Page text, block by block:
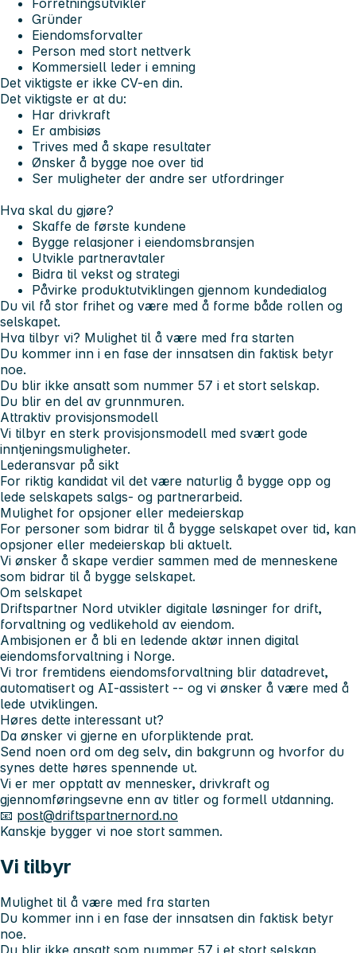
Gründer
Eiendomsforvalter
Person med stort nettverk
Kommersiell leder i emning
Det viktigste er ikke CV-en din.
Det viktigste er at du:
Har drivkraft
Er ambisiøs
Trives med å skape resultater
Ønsker å bygge noe over tid
Ser muligheter der andre ser utfordringer
Hva skal du gjøre?
Skaffe de første kundene
Bygge relasjoner i eiendomsbransjen
Utvikle partneravtaler
Bidra til vekst og strategi
Påvirke produktutviklingen gjennom kundedialog
Du vil få stor frihet og være med å forme både rollen og
selskapet.
Hva tilbyr vi? Mulighet til å være med fra starten
Du kommer inn i en fase der innsatsen din faktisk betyr
noe.
Du blir ikke ansatt som nummer 57 i et stort selskap.
Du blir en del av grunnmuren.
Attraktiv provisjonsmodell
Vi tilbyr en sterk provisjonsmodell med svært gode
inntjeningsmuligheter.
Lederansvar på sikt
For riktig kandidat vil det være naturlig å bygge opp og
lede selskapets salgs- og partnerarbeid.
Mulighet for opsjoner eller medeierskap
For personer som bidrar til å bygge selskapet over tid, kan
opsjoner eller medeierskap bli aktuelt.
Vi ønsker å skape verdier sammen med de menneskene
som bidrar til å bygge selskapet.
Om selskapet
Driftspartner Nord utvikler digitale løsninger for drift,
forvaltning og vedlikehold av eiendom.
Ambisjonen er å bli en ledende aktør innen digital
eiendomsforvaltning i Norge.
Vi tror fremtidens eiendomsforvaltning blir datadrevet,
automatisert og AI-assistert -- og vi ønsker å være med å
lede utviklingen.
Høres dette interessant ut?
Da ønsker vi gjerne en uforpliktende prat.
Send noen ord om deg selv, din bakgrunn og hvorfor du
synes dette høres spennende ut.
Vi er mer opptatt av mennesker, drivkraft og
gjennomføringsevne enn av titler og formell utdanning.
📧 post@driftspartnernord.no
Kanskje bygger vi noe stort sammen.
Vi tilbyr
Mulighet til å være med fra starten
Du kommer inn i en fase der innsatsen din faktisk betyr
noe.
Du blir ikke ansatt som nummer 57 i et stort selskap.